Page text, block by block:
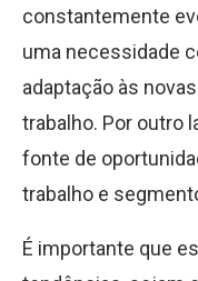
constantemente
uma necessidade
adaptação às
trabalho. Por outro
fonte de
trabalho e
É importante que